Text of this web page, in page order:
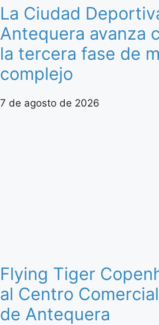
La Ciudad
Antequera avanza
la tercera fase de
complejo
7 de agosto de 2026
Flying Tiger
al Centro
de Antequera